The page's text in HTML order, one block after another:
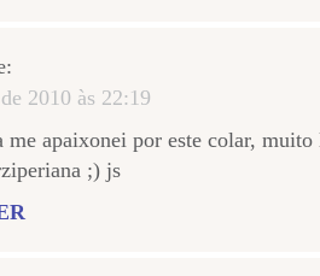
2010 às 22:19
me apaixonei por este colar,
;) js